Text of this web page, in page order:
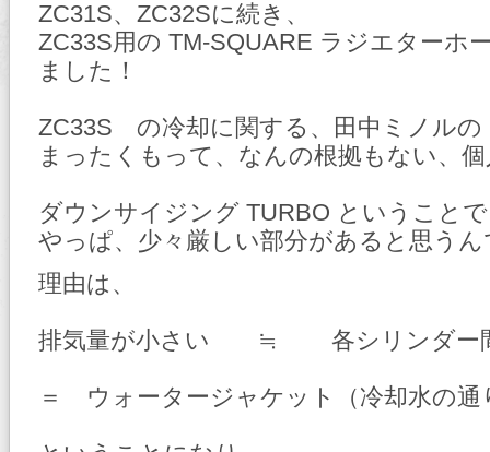
ZC31S、ZC32Sに続き、
ZC33S用の TM-SQUARE ラジエターホ
ました！
ZC33S の冷却に関する、田中ミノルの
まったくもって、なんの根拠もない、
ダウンサイジング TURBO ということ
やっぱ、少々厳しい部分があると思う
理由は、
排気量が小さい ≒ 各シリンダー間
＝ ウォータージャケット（冷却水の